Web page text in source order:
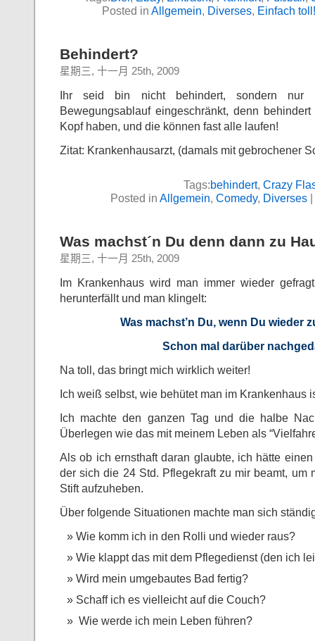
Posted in Allgemein, Diverses, Einfach toll!
Behindert?
星期三, 十一月 25th, 2009
Ihr seid bin nicht behindert, sondern nur
Bewegungsablauf eingeschränkt, denn
Kopf haben, und die können fast alle laufen!
Zitat: Krankenhausarzt, (damals mit gebrochener
Tags:behindert, Crazy
Posted in Allgemein, Comedy, Diverses|
Was machst´n Du denn dann zu
星期三, 十一月 25th, 2009
Im Krankenhaus wird man immer wieder
herunterfällt und man klingelt:
Was machst’n Du, wenn Du wieder
Schon mal darüber
Na toll, das bringt mich wirklich weiter!
Ich weiß selbst, wie behütet man im Krankenhaus
Ich machte den ganzen Tag und die halbe
Überlegen wie das mit meinem Leben als
Als ob ich ernsthaft daran glaubte, ich hätte
der sich die 24 Std. Pflegekraft zu mir beamt, um
Stift aufzuheben.
Über folgende Situationen machte man sich
Wie komm ich in den Rolli und wieder raus?
Wie klappt das mit dem Pflegedienst (den ich
Wird mein umgebautes Bad fertig?
Schaff ich es vielleicht auf die Couch?
Wie werde ich mein Leben führen?